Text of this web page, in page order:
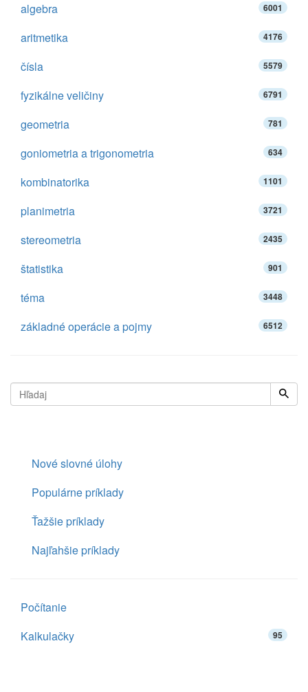
algebra 6001
aritmetika 4176
čísla 5579
fyzikálne veličiny 6791
geometria 781
goniometria a trigonometria 634
kombinatorika 1101
planimetria 3721
stereometria 2435
štatistika 901
téma 3448
základné operácie a pojmy 6512
Nové slovné úlohy
Populárne príklady
Ťažšie príklady
Najľahšie príklady
Počítanie
Kalkulačky
95